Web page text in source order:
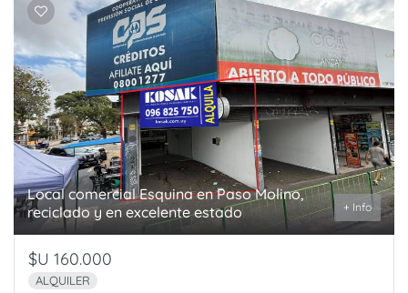
Local comercial Esquina en Paso Molino,
reciclado y en excelente estado
+ Info
$U 160.000
ALQUILER